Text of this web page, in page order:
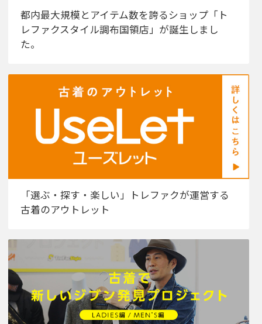
都内最大規模とアイテム数を誇るショップ「ト
レファクスタイル調布国領店」が誕生しまし
た。
「選ぶ・探す・楽しい」トレファクが運営する
古着のアウトレット